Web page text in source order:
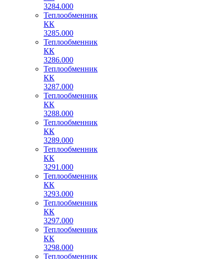
3284.000
Теплообменник
КК
3285.000
Теплообменник
КК
3286.000
Теплообменник
КК
3287.000
Теплообменник
КК
3288.000
Теплообменник
КК
3289.000
Теплообменник
КК
3291.000
Теплообменник
КК
3293.000
Теплообменник
КК
3297.000
Теплообменник
КК
3298.000
Теплообменник